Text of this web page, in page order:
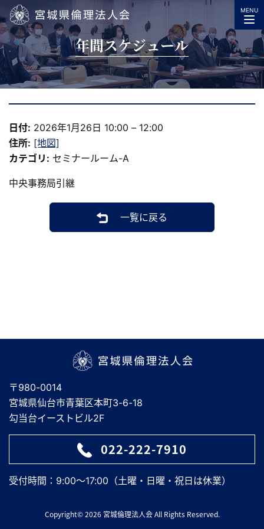
宮城県倫理法人会
MENU
年間スケジュール
日付: 2026年1月26日 10:00 – 12:00
住所: [地図]
カテゴリ: セミナールーム-A
中央事務局引継
一覧に戻る
〒980-0014
宮城県仙台市青葉区本町3-6-18
勾当台イーストビル2F
022-222-7910
受付時間：9:00～17:00（土曜・日曜・祝日は休業）
Copyright© 2026 宮城倫理法人会 All Rights Reserved.